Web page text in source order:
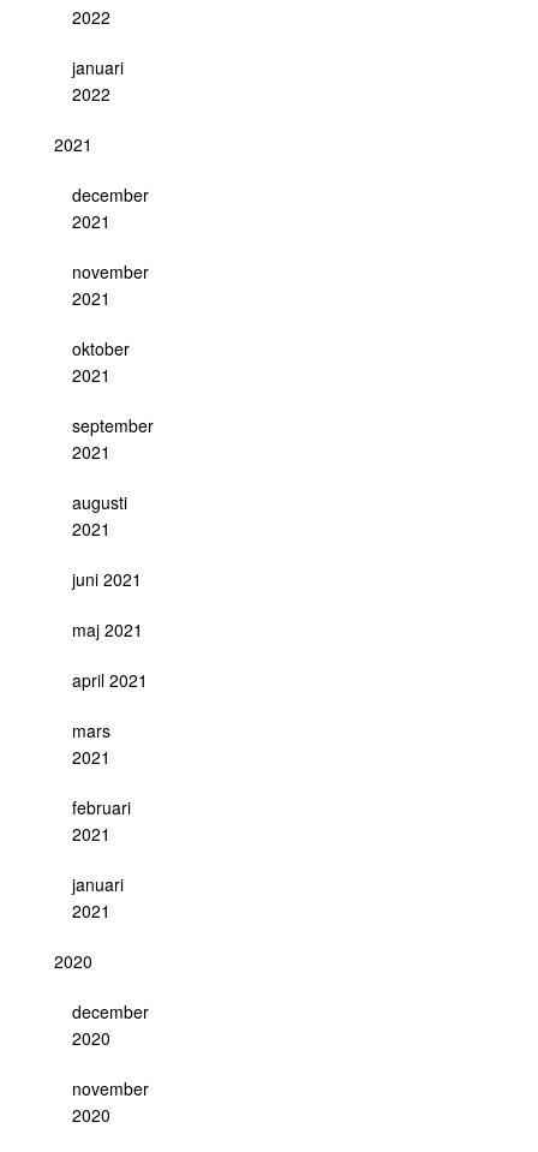
2022
januari
2022
2021
december
2021
november
2021
oktober
2021
september
2021
augusti
2021
juni 2021
maj 2021
april 2021
mars
2021
februari
2021
januari
2021
2020
december
2020
november
2020